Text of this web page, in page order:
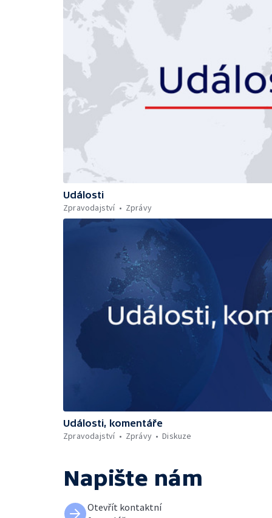
Události
Zpravodajství
Zprávy
Události, komentáře
Zpravodajství
Zprávy Diskuze
Napište nám
Otevřít kontaktní